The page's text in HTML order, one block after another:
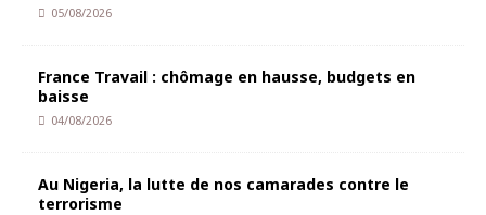
05/08/2026
France Travail : chômage en hausse, budgets en
baisse
04/08/2026
Au Nigeria, la lutte de nos camarades contre le
terrorisme